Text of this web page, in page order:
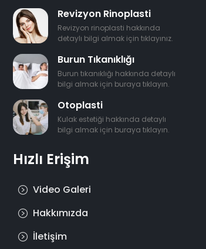
Revizyon Rinoplasti
Revizyon rinoplasti hakkında
detaylı bilgi almak için tıklayınız.
Burun Tıkanıklığı
Burun tıkanıklığı hakkında detaylı
bilgi almak için buraya tıklayın.
Otoplasti
Kulak estetiği hakkında detaylı
bilgi almak için buraya tıklayın.
Hızlı Erişim
Video Galeri
Hakkımızda
İletişim